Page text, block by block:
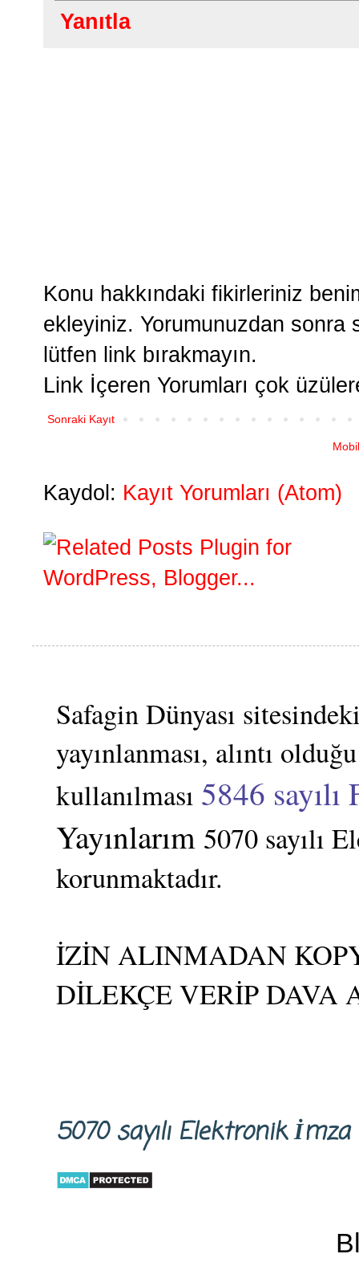
Yanıtla
Konu hakkındaki fikirleriniz
ekleyiniz. Yorumunuzdan
lütfen link bırakmayın.
Link İçeren Yorumları çok
Sonraki Kayıt
Kaydol: Kayıt Yorumları (Atom)
Safagin Dünyası
yayınlanması, alıntı
kullanılması 5846 sayılı
Yayınlarım 5070 sayılı
korunmaktadır.
İZİN ALINMADAN
DİLEKÇE VERİP
5070 sayılı Elektronik